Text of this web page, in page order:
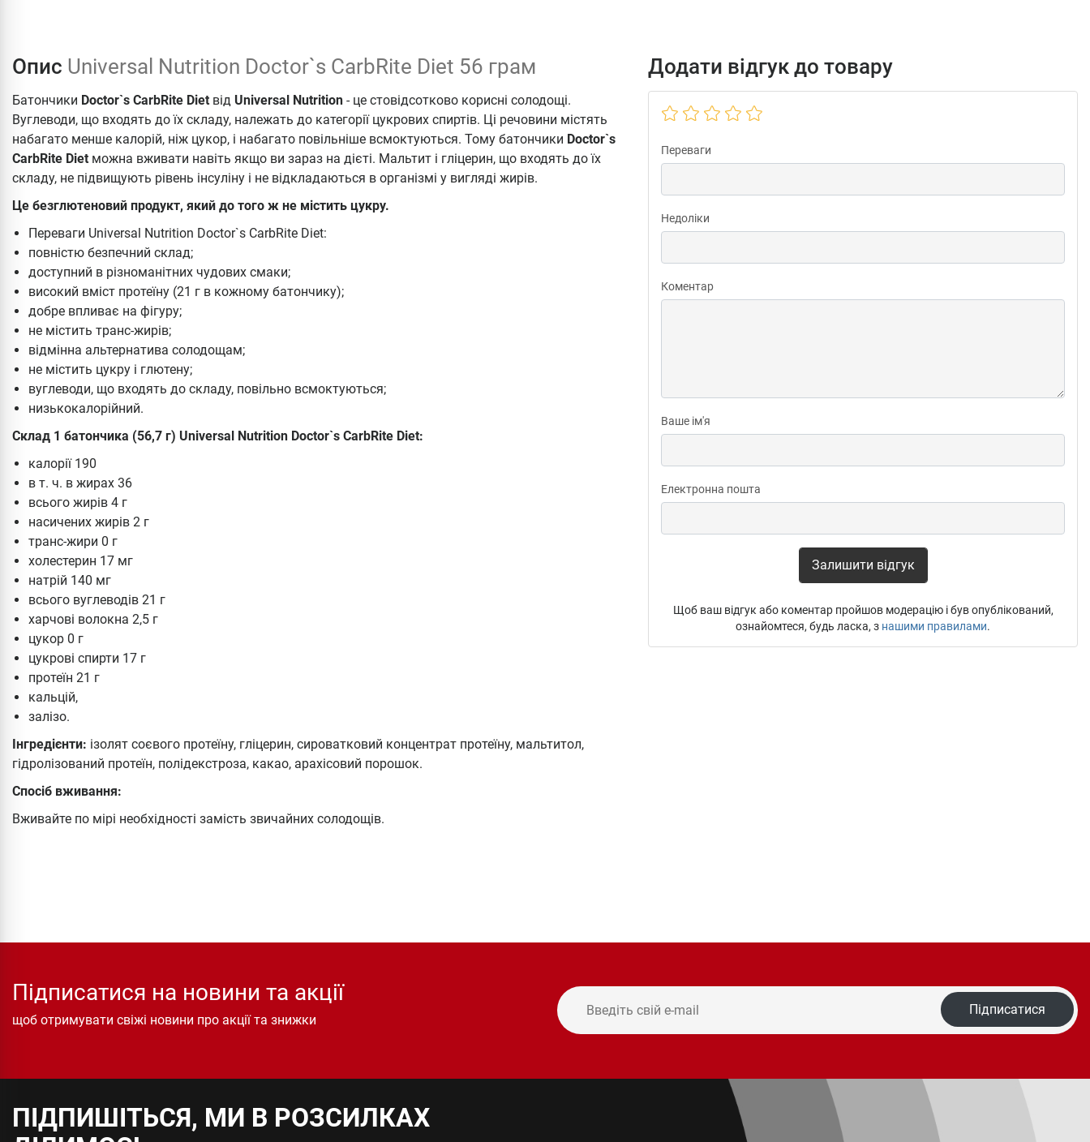
Опис Universal Nutrition Doctor`s CarbRite Diet 56 грам
Батончики Doctor`s CarbRite Diet від Universal Nutrition - це стовідсотково корисні солодощі.
Вуглеводи, що входять до їх складу, належать до категорії цукрових спиртів. Ці речовини містять
набагато менше калорій, ніж цукор, і набагато повільніше всмоктуються. Тому батончики Doctor`s
CarbRite Diet можна вживати навіть якщо ви зараз на дієті. Мальтит і гліцерин, що входять до їх
складу, не підвищують рівень інсуліну і не відкладаються в організмі у вигляді жирів.
Це безглютеновий продукт, який до того ж не містить цукру.
Переваги Universal Nutrition Doctor`s CarbRite Diet:
повністю безпечний склад;
доступний в різноманітних чудових смаки;
високий вміст протеїну (21 г в кожному батончику);
добре впливає на фігуру;
не містить транс-жирів;
відмінна альтернатива солодощам;
не містить цукру і глютену;
вуглеводи, що входять до складу, повільно всмоктуються;
низькокалорійний.
Склад 1 батончика (56,7 г) Universal Nutrition Doctor`s CarbRite Diet:
калорії 190
в т. ч. в жирах 36
всього жирів 4 г
насичених жирів 2 г
транс-жири 0 г
холестерин 17 мг
натрій 140 мг
всього вуглеводів 21 г
харчові волокна 2,5 г
цукор 0 г
цукрові спирти 17 г
протеїн 21 г
кальцій,
залізо.
Інгредієнти: ізолят соєвого протеїну, гліцерин, сироватковий концентрат протеїну, мальтитол,
гідролізований протеїн, полідекстроза, какао, арахісовий порошок.
Спосіб вживання:
Вживайте по мірі необхідності замість звичайних солодощів.
Додати відгук до товару
Переваги
Недоліки
Коментар
Ваше ім'я
Електронна пошта
Залишити відгук
Щоб ваш відгук або коментар пройшов модерацію і був опублікований,
ознайомтеся, будь ласка, з нашими правилами.
Підписатися на новини та акції
щоб отримувати свіжі новини про акції та знижки
Підписатися
ПІДПИШІТЬСЯ, МИ В РОЗСИЛКАХ